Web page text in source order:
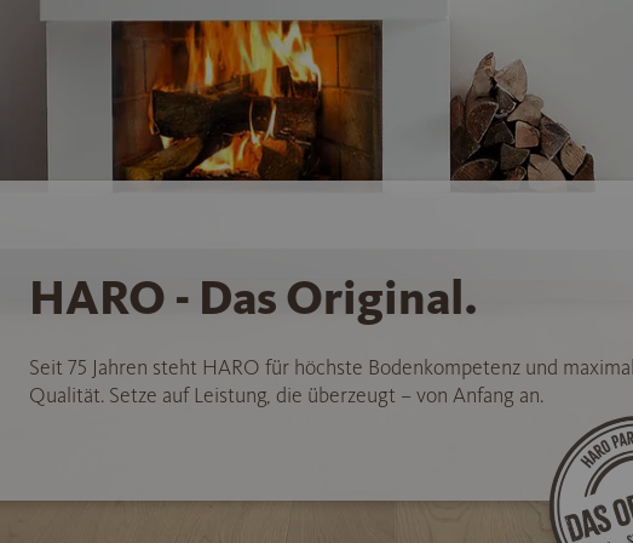
HARO - Das Original.
Seit 75 Jahren steht HARO für höchste Bodenkompetenz und
Qualität. Setze auf Leistung, die überzeugt – von Anfang an.